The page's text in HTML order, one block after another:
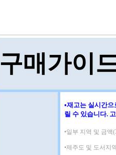
구매가이
•재고는 실시간
릴 수 있습니다.
•일부 지역 및 금액
•제주도 및 도서지